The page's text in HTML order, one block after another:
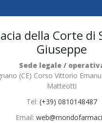
della Corte di
Giuseppe
Sede legale /
(CE) Corso Vittorio
Matteotti
Tel: (+39) 0810148487
Email: